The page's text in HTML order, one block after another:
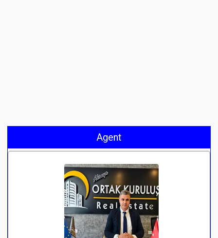
Agent